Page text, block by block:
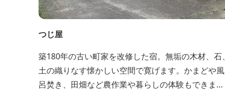
つじ屋
築180年の古い町家を改修した宿。無垢の木材、石、
土の織りなす懐かしい空間で寛げます。かまどや風
呂焚き、田畑など農作業や暮らしの体験もできま